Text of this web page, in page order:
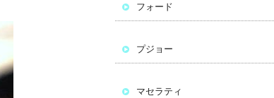
フォード
プジョー
マセラティ